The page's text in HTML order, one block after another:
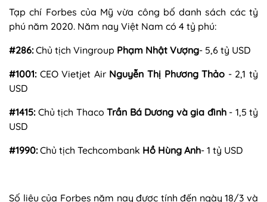
Tạp chí Forbes của Mỹ vừa công bố danh sách các tỷ
phú năm 2020. Năm nay Việt Nam có 4 tỷ phú:
#286:Chủ tịch Vingroup Phạm Nhật Vượng- 5,6 tỷ USD
#1001: CEOVietjet Air Nguyễn Thị Phương Thảo - 2,1 tỷ
USD
#1415:Chủ tịch Thaco Trần Bá Dương và gia đình- 1,5 tỷ
USD
#1990:Chủ tịch Techcombank Hồ Hùng Anh- 1 tỷ USD
Số liệu của Forbes năm nay được tính đến ngày 18/3 và